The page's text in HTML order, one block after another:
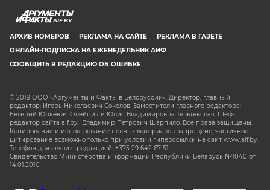
AIF.BY
АРХИВ НОМЕРОВ РЕКЛАМА НА САЙТЕ
РЕКЛАМА В ГАЗЕТЕ
ОНЛАЙН-ПОДПИСКА НА ЕЖЕНЕДЕЛЬНИК АИФ
СООБЩИТЬ В РЕДАКЦИЮ ОБ ОШИБКЕ
© 2019 ООО «Аргументы и Факты в Белоруссии». Директор, главный
редактор: Игорь Николаевич Соколов. Заместители главного редактора:
Евгений Юрьевич Олейник и Юлия Владимировна Тельтевская. Шеф-
редактор сайта aif.by: Владимир Петрович Шарпило. Все права защищены.
Копирование и использование полных материалов запрещено, частичное
цитирование возможно только при условии гиперссылки на сайт www.aif.by.
Телефон для связи с редакцией: +375 29 642 67 51.
Свидетельство Министерства информации Республики Беларусь №1040 от
14.01.2010